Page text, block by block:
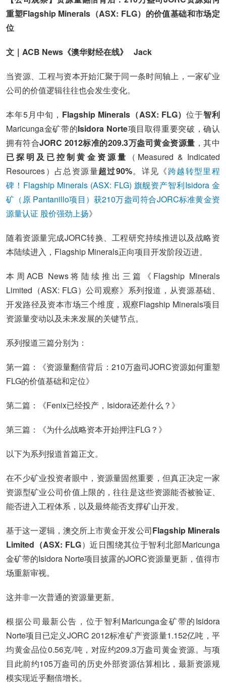
重塑Flagship Minerals（ASX: FLG）的价值基础和市场定
位
文｜ACB News《澳华财经在线》 Jack
当资源、工程与资本开始汇聚于同一条时间轴上，一家矿业
公司的价值逻辑往往也会发生变化。
本年5月中旬， Flagship Minerals（ASX: FLG）位于智利
Maricunga金矿带的Isidora Norte项目取得重要突破，确认
拥有符合JORC 2012标准的209.3万盎司黄金资源量 ，其中
已探明及已控制黄金资源量
（Measured & Indicated
Resources）占总资源量超过90%。详见《跨越转型里程
碑！Flagship Minerals (ASX: FLG) 旗舰资产智利Isidora 金
矿（原 Pantanillo项目）获210万盎司符合JORC标准黄金资
源量认证 股价强劲上扬》
随着资源量完成JORC转换、工程研究持续推进以及战略资
本陆续进入，Flagship Minerals正向项目开发阶段迈进。
本周ACB News将陆续推出三篇《Flagship Minerals
Limited（ASX: FLG）公司观察》系列报道，从资源基础、
开发路径及资本市场三个维度，观察Flagship Minerals项目
资源量变动以及未来发展的关键节点。
系列报道三篇分别为：
第一篇：《资源量翻倍背后：210万盎司JORC资源如何重塑
FLG的价值基础和定位》
第二篇：《Fenix已经投产，Isidora还差什么？》
第三篇：《为什么战略资本开始押注FLG？》
以下为系列报道首篇正文。
在不少矿业投资者眼中，资源量固然重要，但真正决定一家
资源型矿业公司价值上限的，往往是这些资源能否被验证、
能否进入工程体系，以及最终能否支撑矿山开发。
基于这一逻辑，澳交所上市黄金开发公司Flagship Minerals
Limited（ASX: FLG）近日围绕其位于智利北部Maricunga
金矿带的Isidora Norte项目披露的JORC资源量更新，值得市
场重新审视。
这并非一次普通的资源量更新。
根据公司最新公告，位于智利Maricunga金矿带的Isidora
Norte项目已定义JORC 2012标准矿产资源量1.152亿吨，平
均黄金品位0.56克/吨，对应约209.3万盎司黄金资源。与项
目此前约105万盎司的历史外部资源估算相比，最新资源规
模实现近乎翻倍增长。